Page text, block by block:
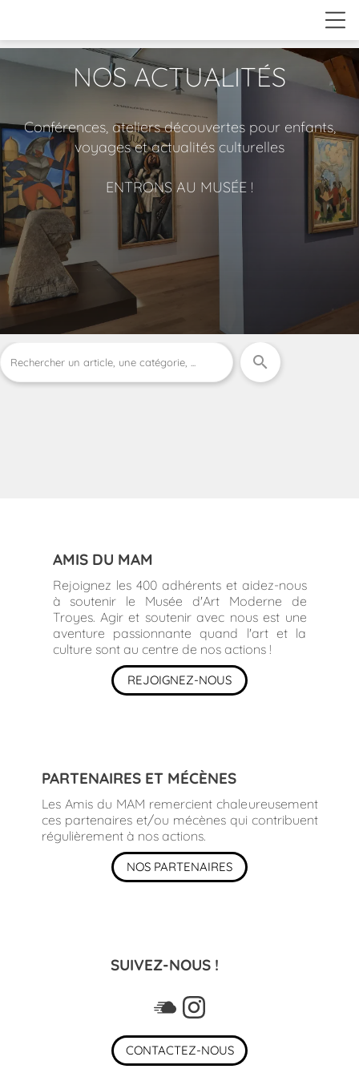
NOS ACTUALITÉS
Conférences, ateliers découvertes pour enfants,
voyages et actualités culturelles
ENTRONS AU MUSÉE !
search
AMIS DU MAM
Rejoignez les 400 adhérents et aidez-nous
à soutenir le Musée d'Art Moderne de
Troyes. Agir et soutenir avec nous est une
aventure passionnante quand l'art et la
culture sont au centre de nos actions !
REJOIGNEZ-NOUS
PARTENAIRES ET MÉCÈNES
Les Amis du MAM remercient chaleureusement
ces partenaires et/ou mécènes qui contribuent
régulièrement à nos actions.
NOS PARTENAIRES
SUIVEZ-NOUS !
CONTACTEZ-NOUS